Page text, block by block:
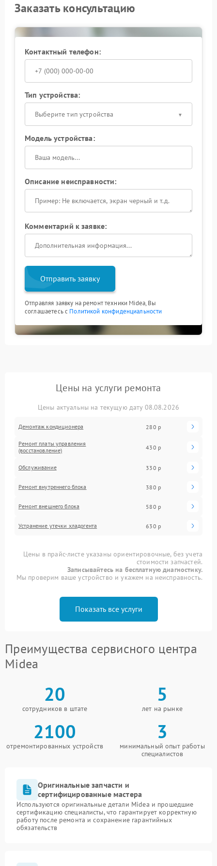
Заказать консультацию
Контактный телефон:
Тип устройства:
Выберите тип устройства
Модель устройства:
Описание неисправности:
Комментарий к заявке:
Отправить заявку
Отправляя заявку на ремонт техники Midea, Вы
соглашаетесь с Политикой конфиденциальности
Цены на услуги ремонта
Цены актуальны на текущую дату 08.08.2026
Демонтаж кондиционера 280 р
Ремонт платы управления
(восстановление)
430 р
Обслуживание 330 р
Ремонт внутреннего блока 380 р
Ремонт внешнего блока 580 р
Устранение утечки хладогента 630 р
Цены в прайс-листе указаны ориентировочные, без учета
стоимости запчастей.
Записывайтесь на бесплатную диагностику.
Мы проверим ваше устройство и укажем на неисправность.
Показать все услуги
Преимущества сервисного центра
Midea
20
сотрудников в штате
5
лет на рынке
2100
отремонтированных устройств
3
минимальный опыт работы
специалистов
Оригинальные запчасти и
сертифицированные мастера
Используются оригинальные детали Midea и прошедшие
сертификацию специалисты, что гарантирует корректную
работу после ремонта и сохранение гарантийных
обязательств